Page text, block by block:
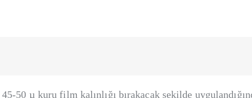
50 µ kuru film kalınlığı bırakacak şekilde